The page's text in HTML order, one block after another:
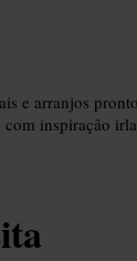
e arranjos
com inspiração